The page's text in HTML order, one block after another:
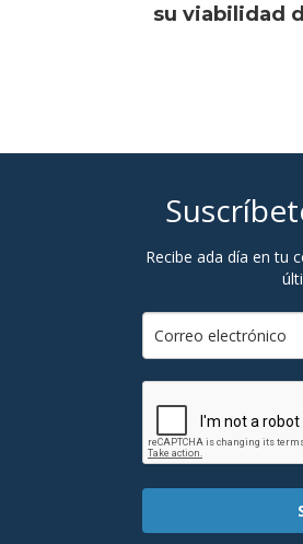
su viabilidad
Recibe ada día en tu